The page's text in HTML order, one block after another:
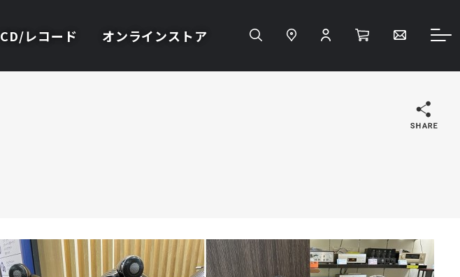
CD/レコード オンラインストア